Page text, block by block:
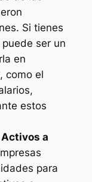
Si tienes
ser un
en
como el
estos
a
para